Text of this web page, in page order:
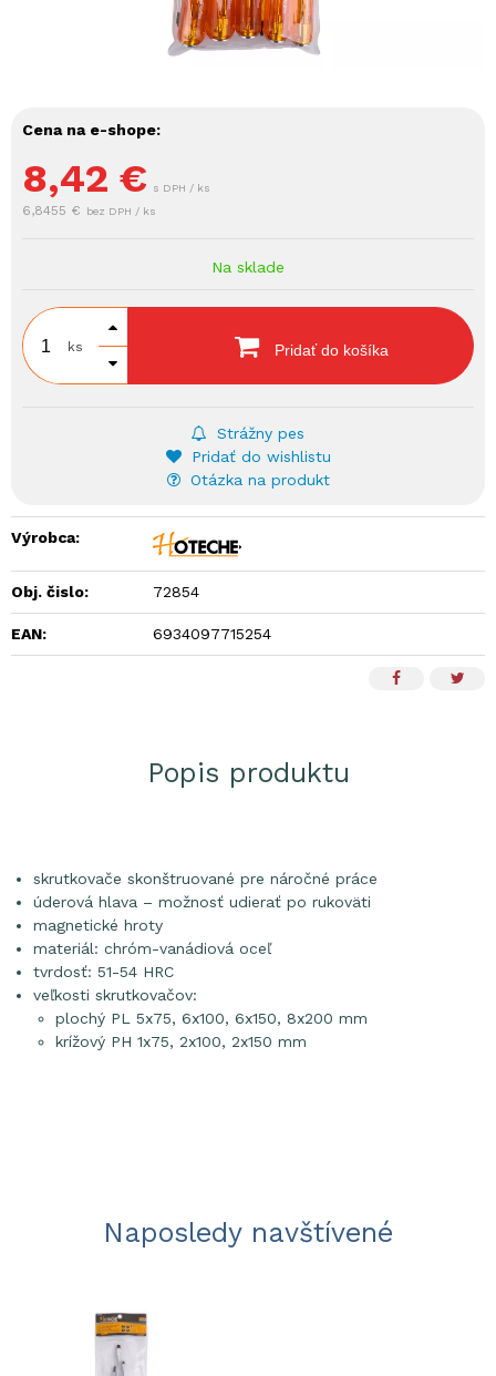
Cena na e-shope:
8,42 € s DPH / ks
6,8455 € bez DPH / ks
Na sklade
ks Pridať do košíka
Strážny pes
Pridať do wishlistu
Otázka na produkt
Výrobca:
Obj. čislo: 72854
EAN: 6934097715254
Popis produktu
skrutkovače skonštruované pre náročné práce
úderová hlava – možnosť udierať po rukoväti
magnetické hroty
materiál: chróm-vanádiová oceľ
tvrdosť: 51-54 HRC
veľkosti skrutkovačov:
plochý PL 5x75, 6x100, 6x150, 8x200 mm
krížový PH 1x75, 2x100, 2x150 mm
Naposledy navštívené